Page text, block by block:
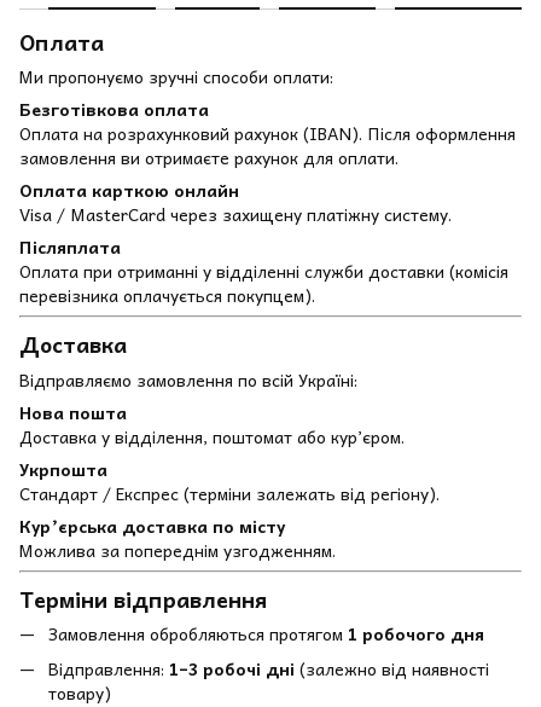
Оплата
Ми пропонуємо зручні способи оплати:
Безготівкова оплата
Оплата на розрахунковий рахунок (IBAN). Після оформлення
замовлення ви отримаєте рахунок для оплати.
Оплата карткою онлайн
Visa / MasterCard через захищену платіжну систему.
Післяплата
Оплата при отриманні у відділенні служби доставки (комісія
перевізника оплачується покупцем).
Доставка
Відправляємо замовлення по всій Україні:
Нова пошта
Доставка у відділення, поштомат або кур’єром.
Укрпошта
Стандарт / Експрес (терміни залежать від регіону).
Кур’єрська доставка по місту
Можлива за попереднім узгодженням.
Терміни відправлення
Замовлення обробляються протягом 1 робочого дня
Відправлення: 1–3 робочі дні (залежно від наявності
товару)